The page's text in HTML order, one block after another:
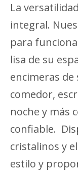
La
integral.
para
lisa de su
encimeras de
comedor,
noche y más
confiable.
cristalinos y
estilo y